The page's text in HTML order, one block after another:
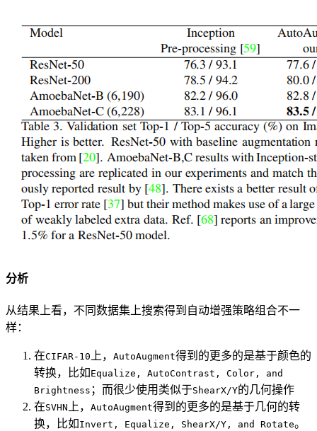
分析
从结果上看，不同数据集上搜索得到自动增强策略组合不一
样：
在CIFAR-10 上， AutoAugment得到的更多的是基于颜色的
转换，比如 Equalize, AutoContrast, Color, and
Brightness ；而很少使用类似于ShearX/Y的几何操作
在SVHN 上， AutoAugment得到的更多的是基于几何的转
换，比如 Invert, Equalize, ShearX/Y, and Rotate。